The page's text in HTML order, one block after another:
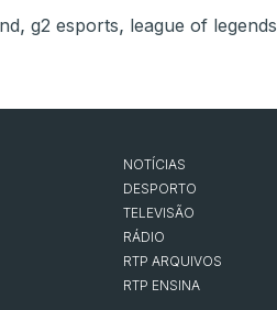
, g2 esports, league of legends
NOTÍCIAS
DESPORTO
TELEVISÃO
RÁDIO
RTP ARQUIVOS
RTP ENSINA